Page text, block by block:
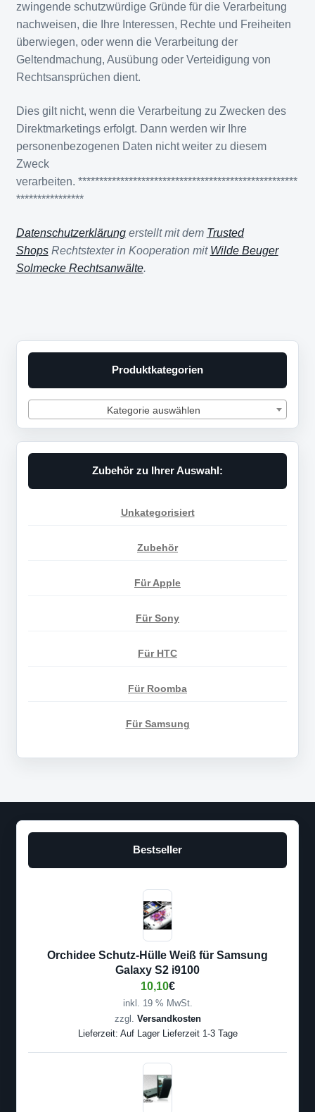
zwingende schutzwürdige Gründe für die Verarbeitung
nachweisen, die Ihre Interessen, Rechte und Freiheiten
überwiegen, oder wenn die Verarbeitung der
Geltendmachung, Ausübung oder Verteidigung von
Rechtsansprüchen dient.
Dies gilt nicht, wenn die Verarbeitung zu Zwecken des
Direktmarketings erfolgt. Dann werden wir Ihre
personenbezogenen Daten nicht weiter zu diesem
Zweck
verarbeiten. ****************************************************
****************
Datenschutzerklärungerstellt mit dem Trusted
ShopsRechtstexter in Kooperation mit Wilde Beuger
Solmecke Rechtsanwälte.
Produktkategorien
Kategorie auswählen
Zubehör zu Ihrer Auswahl:
Unkategorisiert
Zubehör
Für Apple
Für Sony
Für HTC
Für Roomba
Für Samsung
Bestseller
Orchidee Schutz-Hülle Weiß für Samsung
Galaxy S2 i9100
10,10€
inkl. 19 % MwSt.
zzgl. Versandkosten
Lieferzeit: Auf Lager Lieferzeit 1-3 Tage